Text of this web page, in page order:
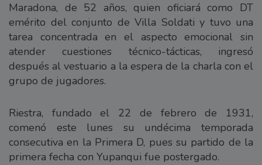
Maradona, de 52 años, quien oficiará como DT
emérito del conjunto de Villa Soldati y tuvo una
tarea concentrada en el aspecto emocional sin
atender cuestiones técnico-tácticas, ingresó
después al vestuario a la espera de la charla con el
grupo de jugadores.
Riestra, fundado el 22 de febrero de 1931,
comenó este lunes su undécima temporada
consecutiva en la Primera D, pues su partido de la
primera fecha con Yupanqui fue postergado.